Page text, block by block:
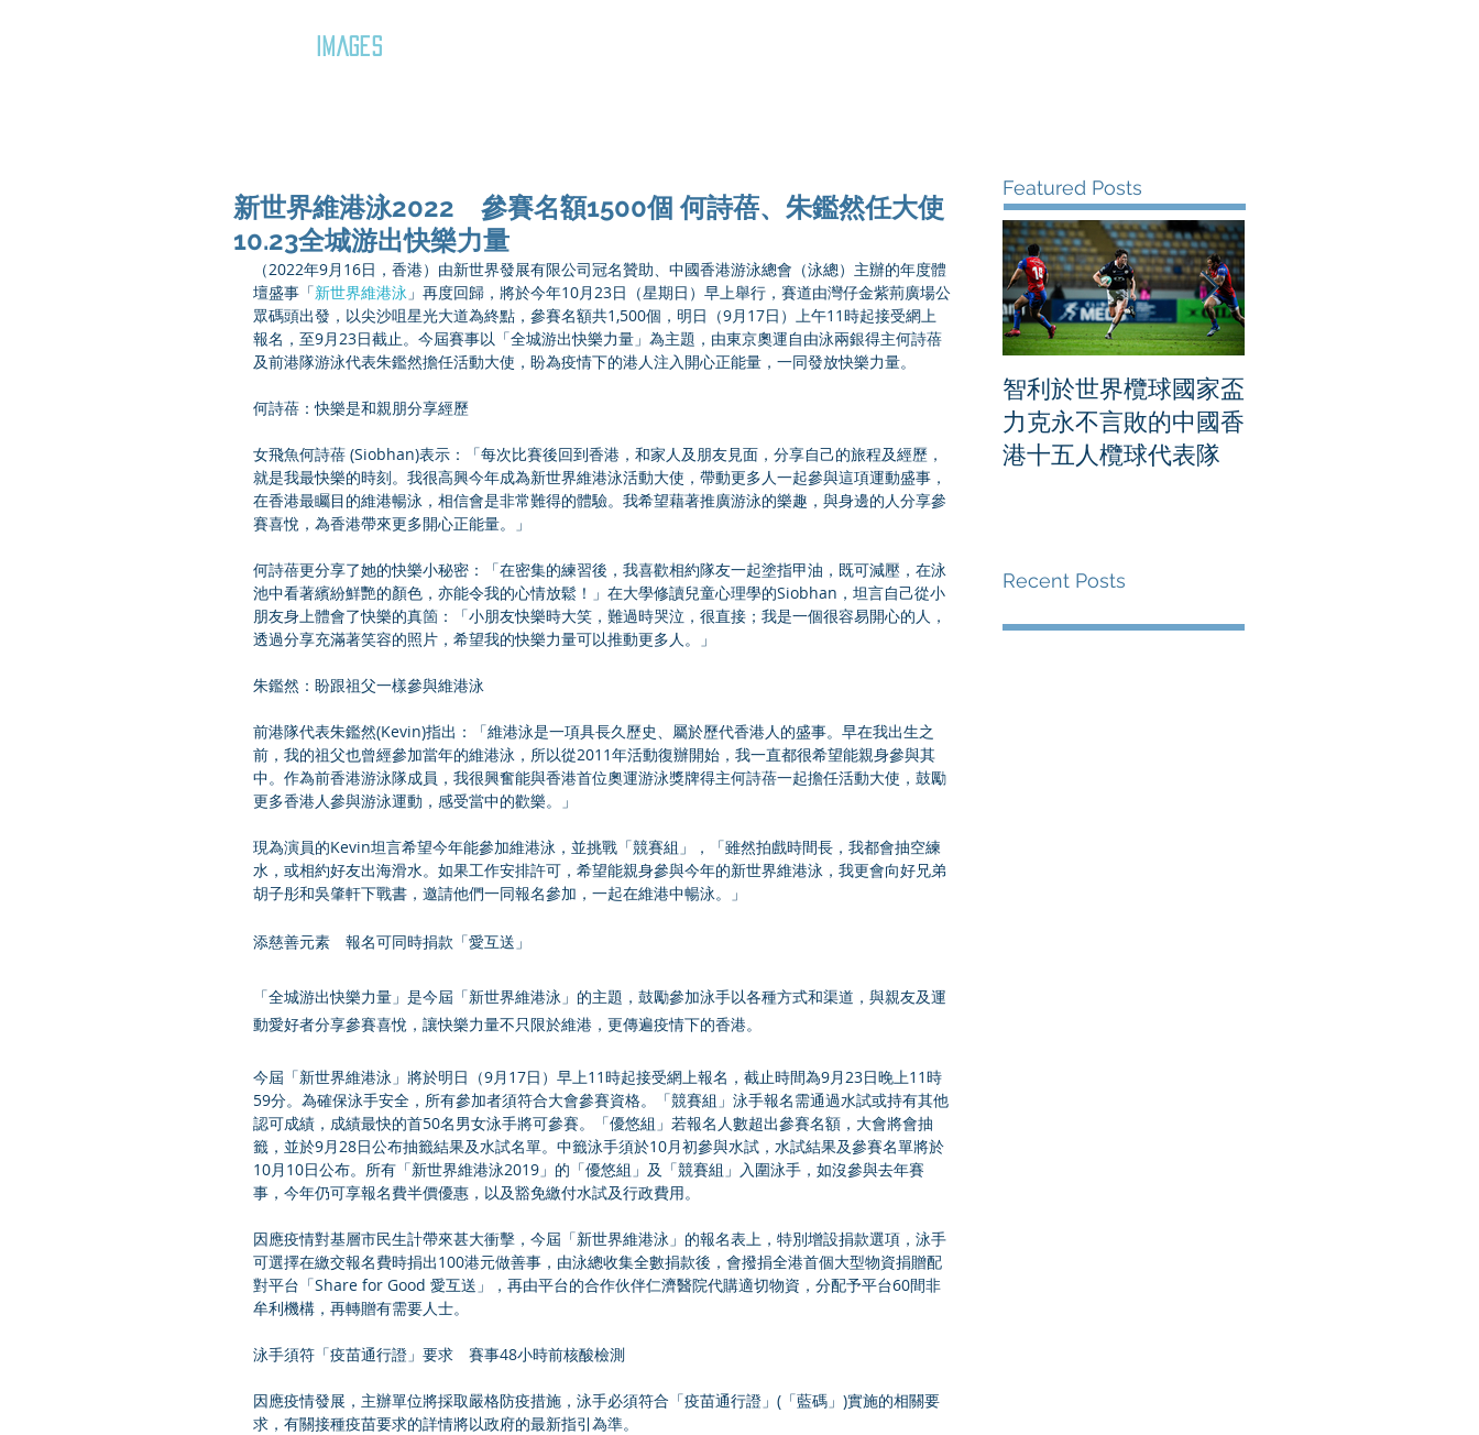
IMAGES
新世界維港泳2022 參賽名額1500個 何詩蓓、朱鑑然任大使
10.23全城游出快樂力量
（2022年9月16日，香港）由新世界發展有限公司冠名贊助、中國香港游泳總會（泳總）主辦的年度體
壇盛事「新世界維港泳 」再度回歸，將於今年10月23日（星期日）早上舉行，賽道由灣仔金紫荊廣場公
眾碼頭出發，以尖沙咀星光大道為終點，參賽名額共1,500個，明日（9月17日）上午11時起接受網上
報名，至9月23日截止。今屆賽事以「全城游出快樂力量」為主題，由東京奧運自由泳兩銀得主何詩蓓
及前港隊游泳代表朱鑑然擔任活動大使，盼為疫情下的港人注入開心正能量，一同發放快樂力量。
何詩蓓：快樂是和親朋分享經歷
女飛魚何詩蓓 (Siobhan)表示：「每次比賽後回到香港，和家人及朋友見面，分享自己的旅程及經歷，
就是我最快樂的時刻。我很高興今年成為新世界維港泳活動大使，帶動更多人一起參與這項運動盛事，
在香港最矚目的維港暢泳，相信會是非常難得的體驗。我希望藉著推廣游泳的樂趣，與身邊的人分享參
賽喜悅，為香港帶來更多開心正能量。」
何詩蓓更分享了她的快樂小秘密：「在密集的練習後，我喜歡相約隊友一起塗指甲油，既可減壓，在泳
池中看著繽紛鮮艷的顏色，亦能令我的心情放鬆！」在大學修讀兒童心理學的Siobhan，坦言自己從小
朋友身上體會了快樂的真箇：「小朋友快樂時大笑，難過時哭泣，很直接；我是一個很容易開心的人，
透過分享充滿著笑容的照片，希望我的快樂力量可以推動更多人。」
朱鑑然：盼跟祖父一樣參與維港泳
前港隊代表朱鑑然(Kevin)指出：「維港泳是一項具長久歷史、屬於歷代香港人的盛事。早在我出生之
前，我的祖父也曾經參加當年的維港泳，所以從2011年活動復辦開始，我一直都很希望能親身參與其
中。作為前香港游泳隊成員，我很興奮能與香港首位奧運游泳獎牌得主何詩蓓一起擔任活動大使，鼓勵
更多香港人參與游泳運動，感受當中的歡樂。」
現為演員的Kevin坦言希望今年能參加維港泳，並挑戰「競賽組」，「雖然拍戲時間長，我都會抽空練
水，或相約好友出海滑水。如果工作安排許可，希望能親身參與今年的新世界維港泳，我更會向好兄弟
胡子彤和吳肇軒下戰書，邀請他們一同報名參加，一起在維港中暢泳。」
添慈善元素　報名可同時捐款「愛互送」
「全城游出快樂力量」是今屆「新世界維港泳」的主題，鼓勵參加泳手以各種方式和渠道，與親友及運
動愛好者分享參賽喜悅，讓快樂力量不只限於維港，更傳遍疫情下的香港。
今屆「新世界維港泳」將於明日（9月17日）早上11時起接受網上報名，截止時間為9月23日晚上11時
59分。為確保泳手安全，所有參加者須符合大會參賽資格。「競賽組」泳手報名需通過水試或持有其他
認可成績，成績最快的首50名男女泳手將可參賽。「優悠組」若報名人數超出參賽名額，大會將會抽
籤，並於9月28日公布抽籤結果及水試名單。中籤泳手須於10月初參與水試，水試結果及參賽名單將於
10月10日公布。所有「新世界維港泳2019」的「優悠組」及「競賽組」入圍泳手，如沒參與去年賽
事，今年仍可享報名費半價優惠，以及豁免繳付水試及行政費用。
因應疫情對基層市民生計帶來甚大衝擊，今屆「新世界維港泳」的報名表上，特別增設捐款選項，泳手
可選擇在繳交報名費時捐出100港元做善事，由泳總收集全數捐款後，會撥捐全港首個大型物資捐贈配
對平台「Share for Good 愛互送」，再由平台的合作伙伴仁濟醫院代購適切物資，分配予平台60間非
牟利機構，再轉贈有需要人士。
泳手須符「疫苗通行證」要求　賽事48小時前核酸檢測
因應疫情發展，主辦單位將採取嚴格防疫措施，泳手必須符合「疫苗通行證」(「藍碼」)實施的相關要
求，有關接種疫苗要求的詳情將以政府的最新指引為準。
Featured Posts
智利於世界欖球國家盃
力克永不言敗的中國香
港十五人欖球代表隊
Recent Posts